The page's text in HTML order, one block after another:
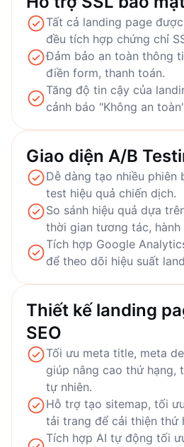
Tất cả landing page
đều tích hợp chứng chỉ
Đảm bảo an toàn thông
điền form, thanh toán.
Tăng độ tin cậy của
cảnh báo "Không an
Giao diện A/B
Dễ dàng tạo nhiều phiên
test hiệu quả chiến dịch.
So sánh hiệu quả dựa
thời gian tương tác,
Tích hợp Google
để theo dõi hiệu suất
Thiết kế landing
SEO
Tối ưu meta title, meta
giúp nâng cao thứ hạng,
tự nhiên.
Hỗ trợ tạo sitemap, tối
tải trang để cải thiện thứ
Tích hợp AI tự động tối